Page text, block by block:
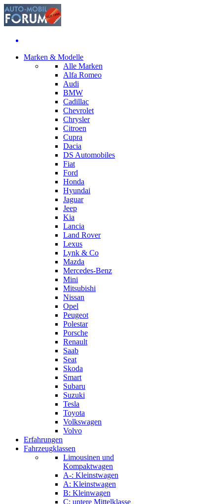
Marken & Modelle
Alle Marken
Alfa Romeo
Audi
BMW
Cadillac
Chevrolet
Chrysler
Citroen
Cupra
Dacia
DS Automobiles
Fiat
Ford
Honda
Hyundai
Jaguar
Jeep
Kia
Lancia
Land Rover
Lexus
Lynk & Co
Mazda
Mercedes-Benz
Mini
Mitsubishi
Nissan
Opel
Peugeot
Polestar
Porsche
Renault
Saab
Seat
Skoda
Smart
Subaru
Suzuki
Tesla
Toyota
Volkswagen
Volvo
Erfahrungen
Fahrzeugklassen
Limousinen und
Kompaktwagen
A-: Kleinstwagen
A: Kleinstwagen
B: Kleinwagen
C: untere Mittelklasse